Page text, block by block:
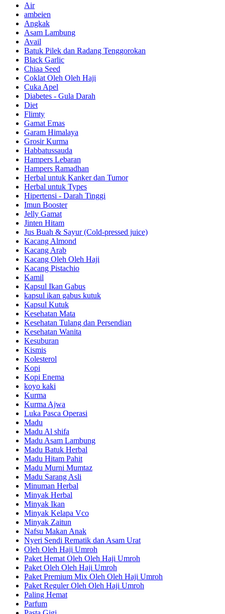
Air
ambeien
Angkak
Asam Lambung
Avail
Batuk Pilek dan Radang Tenggorokan
Black Garlic
Chiaa Seed
Coklat Oleh Oleh Haji
Cuka Apel
Diabetes - Gula Darah
Diet
Flimty
Gamat Emas
Garam Himalaya
Grosir Kurma
Habbatussauda
Hampers Lebaran
Hampers Ramadhan
Herbal untuk Kanker dan Tumor
Herbal untuk Types
Hipertensi - Darah Tinggi
Imun Booster
Jelly Gamat
Jinten Hitam
Jus Buah & Sayur (Cold-pressed juice)
Kacang Almond
Kacang Arab
Kacang Oleh Oleh Haji
Kacang Pistachio
Kamil
Kapsul Ikan Gabus
kapsul ikan gabus kutuk
Kapsul Kutuk
Kesehatan Mata
Kesehatan Tulang dan Persendian
Kesehatan Wanita
Kesuburan
Kismis
Kolesterol
Kopi
Kopi Enema
koyo kaki
Kurma
Kurma Ajwa
Luka Pasca Operasi
Madu
Madu Al shifa
Madu Asam Lambung
Madu Batuk Herbal
Madu Hitam Pahit
Madu Murni Mumtaz
Madu Sarang Asli
Minuman Herbal
Minyak Herbal
Minyak Ikan
Minyak Kelapa Vco
Minyak Zaitun
Nafsu Makan Anak
Nyeri Sendi Rematik dan Asam Urat
Oleh Oleh Haji Umroh
Paket Hemat Oleh Oleh Haji Umroh
Paket Oleh Oleh Haji Umroh
Paket Premium Mix Oleh Oleh Haji Umroh
Paket Reguler Oleh Oleh Haji Umroh
Paling Hemat
Parfum